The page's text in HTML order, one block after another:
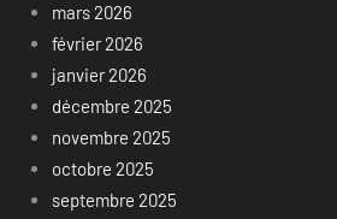
mars 2026
février 2026
janvier 2026
décembre 2025
novembre 2025
octobre 2025
septembre 2025